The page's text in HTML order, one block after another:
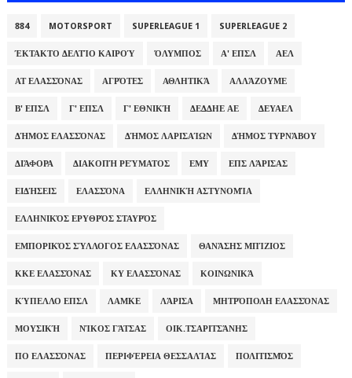
884 MOTORSPORT SUPERLEAGUE 1 SUPERLEAGUE 2
ΈΚΤΑΚΤΟ ΔΕΛΤΊΟ ΚΑΙΡΟΎ ΌΛΥΜΠΟΣ Α' ΕΠΣΛ ΑΕΛ
ΑΤ ΕΛΑΣΣΌΝΑΣ ΑΓΡΌΤΕΣ ΑΘΛΗΤΙΚΆ ΑΛΛΆΖΟΥΜΕ
Β' ΕΠΣΛ Γ' ΕΠΣΛ Γ' ΕΘΝΙΚΉ ΔΕΔΔΗΕ ΑΕ ΔΕΥΑΕΛ
ΔΉΜΟΣ ΕΛΑΣΣΌΝΑΣ ΔΉΜΟΣ ΛΑΡΙΣΑΊΩΝ ΔΉΜΟΣ ΤΥΡΝΆΒΟΥ
ΔΙΆΦΟΡΑ ΔΙΑΚΟΠΉ ΡΕΎΜΑΤΟΣ ΕΜΥ ΕΠΣ ΛΆΡΙΣΑΣ
ΕΙΔΉΣΕΙΣ ΕΛΑΣΣΌΝΑ ΕΛΛΗΝΙΚΉ ΑΣΤΥΝΟΜΊΑ
ΕΛΛΗΝΙΚΌΣ ΕΡΥΘΡΌΣ ΣΤΑΥΡΌΣ
ΕΜΠΟΡΙΚΌΣ ΣΎΛΛΟΓΟΣ ΕΛΑΣΣΌΝΑΣ ΘΑΝΆΣΗΣ ΜΠΊΖΙΟΣ
ΚΚΕ ΕΛΑΣΣΌΝΑΣ ΚΥ ΕΛΑΣΣΌΝΑΣ ΚΟΙΝΩΝΙΚΆ
ΚΎΠΕΛΛΟ ΕΠΣΛ ΛΑΜΚΕ ΛΆΡΙΣΑ ΜΗΤΡΌΠΟΛΗ ΕΛΑΣΣΌΝΑΣ
ΜΟΥΣΙΚΉ ΝΊΚΟΣ ΓΆΤΣΑΣ ΟΙΚ.ΤΣΑΡΙΤΣΆΝΗΣ
ΠΟ ΕΛΑΣΣΌΝΑΣ ΠΕΡΙΦΈΡΕΙΑ ΘΕΣΣΑΛΊΑΣ ΠΟΛΙΤΙΣΜΌΣ